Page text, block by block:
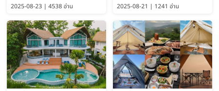
2025-08-23 | 4538 อ่าน
Guide 2025)
2025-08-21 | 1241 อ่าน